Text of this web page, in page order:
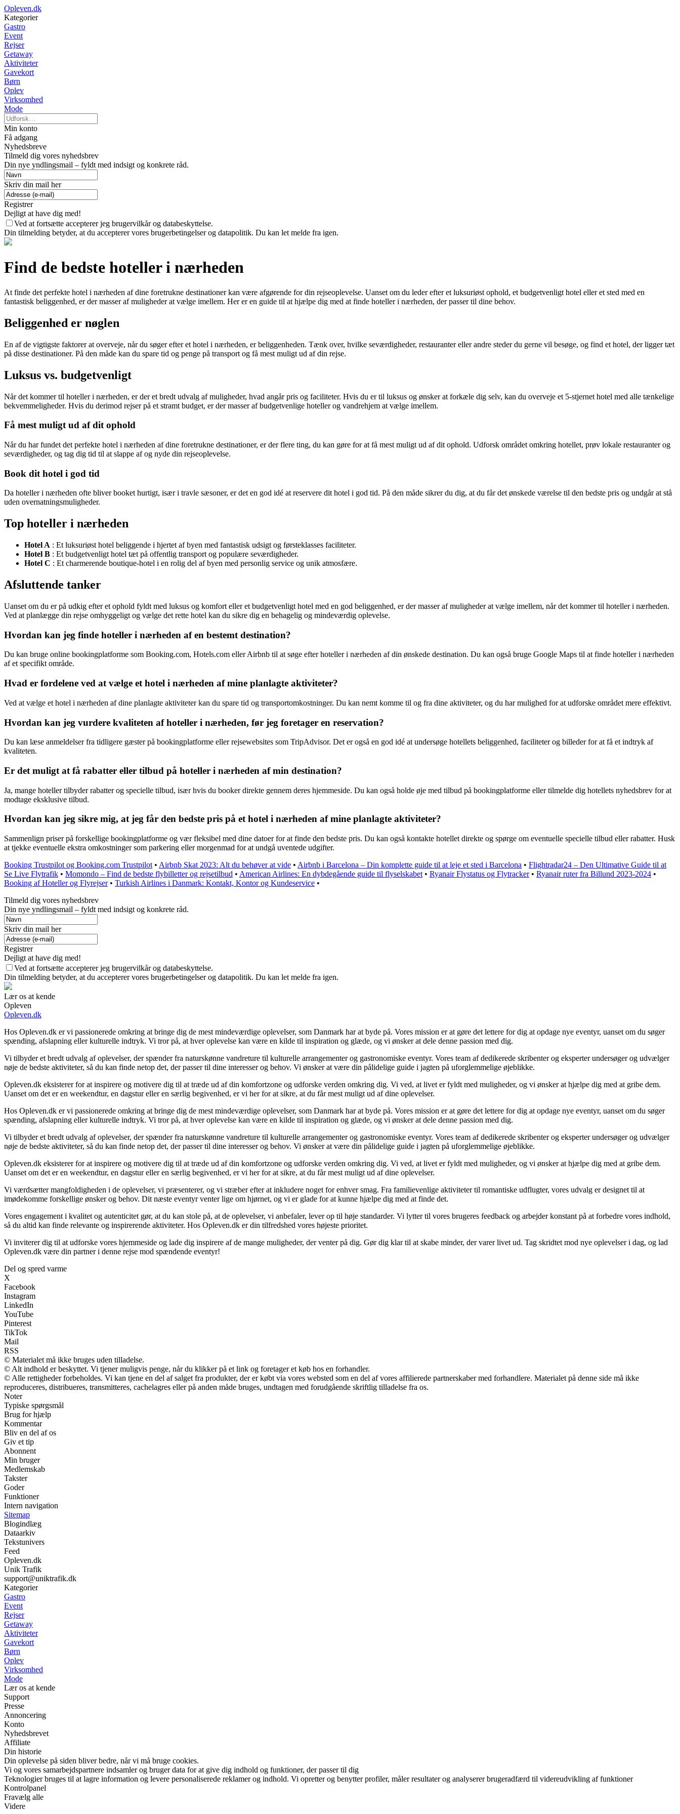
Opleven.dk
Kategorier
Gastro
Event
Rejser
Getaway
Aktiviteter
Gavekort
Børn
Oplev
Virksomhed
Mode
Min konto
Få adgang
Nyhedsbreve
Tilmeld dig vores nyhedsbrev
Din nye yndlingsmail – fyldt med indsigt og konkrete råd.
Skriv din mail her
Registrer
Dejligt at have dig med!
Ved at fortsætte accepterer jeg brugervilkår og databeskyttelse.
Din tilmelding betyder, at du accepterer vores brugerbetingelser og datapolitik. Du kan let melde fra igen.
Find de bedste hoteller i nærheden
At finde det perfekte hotel i nærheden af dine foretrukne destinationer kan være afgørende for din rejseoplevelse. Uanset om du leder efter et luksuriøst ophold, et budgetvenligt hotel eller et sted med en
fantastisk beliggenhed, er der masser af muligheder at vælge imellem. Her er en guide til at hjælpe dig med at finde hoteller i nærheden, der passer til dine behov.
Beliggenhed er nøglen
En af de vigtigste faktorer at overveje, når du søger efter et hotel i nærheden, er beliggenheden. Tænk over, hvilke seværdigheder, restauranter eller andre steder du gerne vil besøge, og find et hotel, der ligger tæt
på disse destinationer. På den måde kan du spare tid og penge på transport og få mest muligt ud af din rejse.
Luksus vs. budgetvenligt
Når det kommer til hoteller i nærheden, er der et bredt udvalg af muligheder, hvad angår pris og faciliteter. Hvis du er til luksus og ønsker at forkæle dig selv, kan du overveje et 5-stjernet hotel med alle tænkelige
bekvemmeligheder. Hvis du derimod rejser på et stramt budget, er der masser af budgetvenlige hoteller og vandrehjem at vælge imellem.
Få mest muligt ud af dit ophold
Når du har fundet det perfekte hotel i nærheden af dine foretrukne destinationer, er der flere ting, du kan gøre for at få mest muligt ud af dit ophold. Udforsk området omkring hotellet, prøv lokale restauranter og
seværdigheder, og tag dig tid til at slappe af og nyde din rejseoplevelse.
Book dit hotel i god tid
Da hoteller i nærheden ofte bliver booket hurtigt, især i travle sæsoner, er det en god idé at reservere dit hotel i god tid. På den måde sikrer du dig, at du får det ønskede værelse til den bedste pris og undgår at stå
uden overnatningsmuligheder.
Top hoteller i nærheden
Hotel A : Et luksuriøst hotel beliggende i hjertet af byen med fantastisk udsigt og førsteklasses faciliteter.
Hotel B : Et budgetvenligt hotel tæt på offentlig transport og populære seværdigheder.
Hotel C : Et charmerende boutique-hotel i en rolig del af byen med personlig service og unik atmosfære.
Afsluttende tanker
Uanset om du er på udkig efter et ophold fyldt med luksus og komfort eller et budgetvenligt hotel med en god beliggenhed, er der masser af muligheder at vælge imellem, når det kommer til hoteller i nærheden.
Ved at planlægge din rejse omhyggeligt og vælge det rette hotel kan du sikre dig en behagelig og mindeværdig oplevelse.
Hvordan kan jeg finde hoteller i nærheden af en bestemt destination?
Du kan bruge online bookingplatforme som Booking.com, Hotels.com eller Airbnb til at søge efter hoteller i nærheden af din ønskede destination. Du kan også bruge Google Maps til at finde hoteller i nærheden
af et specifikt område.
Hvad er fordelene ved at vælge et hotel i nærheden af mine planlagte aktiviteter?
Ved at vælge et hotel i nærheden af dine planlagte aktiviteter kan du spare tid og transportomkostninger. Du kan nemt komme til og fra dine aktiviteter, og du har mulighed for at udforske området mere effektivt.
Hvordan kan jeg vurdere kvaliteten af hoteller i nærheden, før jeg foretager en reservation?
Du kan læse anmeldelser fra tidligere gæster på bookingplatforme eller rejsewebsites som TripAdvisor. Det er også en god idé at undersøge hotellets beliggenhed, faciliteter og billeder for at få et indtryk af
kvaliteten.
Er det muligt at få rabatter eller tilbud på hoteller i nærheden af min destination?
Ja, mange hoteller tilbyder rabatter og specielle tilbud, især hvis du booker direkte gennem deres hjemmeside. Du kan også holde øje med tilbud på bookingplatforme eller tilmelde dig hotellets nyhedsbrev for at
modtage eksklusive tilbud.
Hvordan kan jeg sikre mig, at jeg får den bedste pris på et hotel i nærheden af mine planlagte aktiviteter?
Sammenlign priser på forskellige bookingplatforme og vær fleksibel med dine datoer for at finde den bedste pris. Du kan også kontakte hotellet direkte og spørge om eventuelle specielle tilbud eller rabatter. Husk
at tjekke eventuelle ekstra omkostninger som parkering eller morgenmad for at undgå uventede udgifter.
Booking Trustpilot og Booking.com Trustpilot • Airbnb Skat 2023: Alt du behøver at vide • Airbnb i Barcelona – Din komplette guide til at leje et sted i Barcelona • Flightradar24 – Den Ultimative Guide til at
Se Live Flytrafik • Momondo – Find de bedste flybilletter og rejsetilbud • American Airlines: En dybdegående guide til flyselskabet • Ryanair Flystatus og Flytracker• Ryanair ruter fra Billund 2023-2024 •
Booking af Hoteller og Flyrejser• Turkish Airlines i Danmark: Kontakt, Kontor og Kundeservice •
Tilmeld dig vores nyhedsbrev
Din nye yndlingsmail – fyldt med indsigt og konkrete råd.
Skriv din mail her
Registrer
Dejligt at have dig med!
Ved at fortsætte accepterer jeg brugervilkår og databeskyttelse.
Din tilmelding betyder, at du accepterer vores brugerbetingelser og datapolitik. Du kan let melde fra igen.
Lær os at kende
Opleven
Opleven.dk
Hos Opleven.dk er vi passionerede omkring at bringe dig de mest mindeværdige oplevelser, som Danmark har at byde på. Vores mission er at gøre det lettere for dig at opdage nye eventyr, uanset om du søger
spænding, afslapning eller kulturelle indtryk. Vi tror på, at hver oplevelse kan være en kilde til inspiration og glæde, og vi ønsker at dele denne passion med dig.
Vi tilbyder et bredt udvalg af oplevelser, der spænder fra naturskønne vandreture til kulturelle arrangementer og gastronomiske eventyr. Vores team af dedikerede skribenter og eksperter undersøger og udvælger
nøje de bedste aktiviteter, så du kan finde netop det, der passer til dine interesser og behov. Vi ønsker at være din pålidelige guide i jagten på uforglemmelige øjeblikke.
Opleven.dk eksisterer for at inspirere og motivere dig til at træde ud af din komfortzone og udforske verden omkring dig. Vi ved, at livet er fyldt med muligheder, og vi ønsker at hjælpe dig med at gribe dem.
Uanset om det er en weekendtur, en dagstur eller en særlig begivenhed, er vi her for at sikre, at du får mest muligt ud af dine oplevelser.
Hos Opleven.dk er vi passionerede omkring at bringe dig de mest mindeværdige oplevelser, som Danmark har at byde på. Vores mission er at gøre det lettere for dig at opdage nye eventyr, uanset om du søger
spænding, afslapning eller kulturelle indtryk. Vi tror på, at hver oplevelse kan være en kilde til inspiration og glæde, og vi ønsker at dele denne passion med dig.
Vi tilbyder et bredt udvalg af oplevelser, der spænder fra naturskønne vandreture til kulturelle arrangementer og gastronomiske eventyr. Vores team af dedikerede skribenter og eksperter undersøger og udvælger
nøje de bedste aktiviteter, så du kan finde netop det, der passer til dine interesser og behov. Vi ønsker at være din pålidelige guide i jagten på uforglemmelige øjeblikke.
Opleven.dk eksisterer for at inspirere og motivere dig til at træde ud af din komfortzone og udforske verden omkring dig. Vi ved, at livet er fyldt med muligheder, og vi ønsker at hjælpe dig med at gribe dem.
Uanset om det er en weekendtur, en dagstur eller en særlig begivenhed, er vi her for at sikre, at du får mest muligt ud af dine oplevelser.
Vi værdsætter mangfoldigheden i de oplevelser, vi præsenterer, og vi stræber efter at inkludere noget for enhver smag. Fra familievenlige aktiviteter til romantiske udflugter, vores udvalg er designet til at
imødekomme forskellige ønsker og behov. Dit næste eventyr venter lige om hjørnet, og vi er glade for at kunne hjælpe dig med at finde det.
Vores engagement i kvalitet og autenticitet gør, at du kan stole på, at de oplevelser, vi anbefaler, lever op til høje standarder. Vi lytter til vores brugeres feedback og arbejder konstant på at forbedre vores indhold,
så du altid kan finde relevante og inspirerende aktiviteter. Hos Opleven.dk er din tilfredshed vores højeste prioritet.
Vi inviterer dig til at udforske vores hjemmeside og lade dig inspirere af de mange muligheder, der venter på dig. Gør dig klar til at skabe minder, der varer livet ud. Tag skridtet mod nye oplevelser i dag, og lad
Opleven.dk være din partner i denne rejse mod spændende eventyr!
Del og spred varme
X
Facebook
Instagram
LinkedIn
YouTube
Pinterest
TikTok
Mail
RSS
© Materialet må ikke bruges uden tilladelse.
© Alt indhold er beskyttet. Vi tjener muligvis penge, når du klikker på et link og foretager et køb hos en forhandler.
© Alle rettigheder forbeholdes. Vi kan tjene en del af salget fra produkter, der er købt via vores websted som en del af vores affilierede partnerskaber med forhandlere. Materialet på denne side må ikke
reproduceres, distribueres, transmitteres, cachelagres eller på anden måde bruges, undtagen med forudgående skriftlig tilladelse fra os.
Noter
Typiske spørgsmål
Brug for hjælp
Kommentar
Bliv en del af os
Giv et tip
Abonnent
Min bruger
Medlemskab
Takster
Goder
Funktioner
Intern navigation
Sitemap
Blogindlæg
Dataarkiv
Tekstunivers
Feed
Opleven.dk
Unik Trafik
support@uniktrafik.dk
Kategorier
Gastro
Event
Rejser
Getaway
Aktiviteter
Gavekort
Børn
Oplev
Virksomhed
Mode
Lær os at kende
Support
Presse
Annoncering
Konto
Nyhedsbrevet
Affiliate
Din historie
Din oplevelse på siden bliver bedre, når vi må bruge cookies.
Vi og vores samarbejdspartnere indsamler og bruger data for at give dig indhold og funktioner, der passer til dig
Teknologier bruges til at lagre information og levere personaliserede reklamer og indhold. Vi opretter og benytter profiler, måler resultater og analyserer brugeradfærd til videreudvikling af funktioner
Kontrolpanel
Fravælg alle
Videre